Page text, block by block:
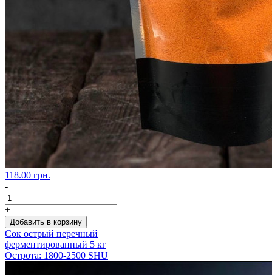
118.00 грн.
-
+
Добавить в корзину
Сок острый перечный
ферментированный 5 кг
Острота: 1800-2500 SHU